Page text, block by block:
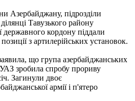
Азербайджану, підрозділи
Тавузького району
державного кордону піддали
з артилерійських установок.
що група азербайджанських
зробила спробу прориву
Загинули двоє
армії і п'ятеро